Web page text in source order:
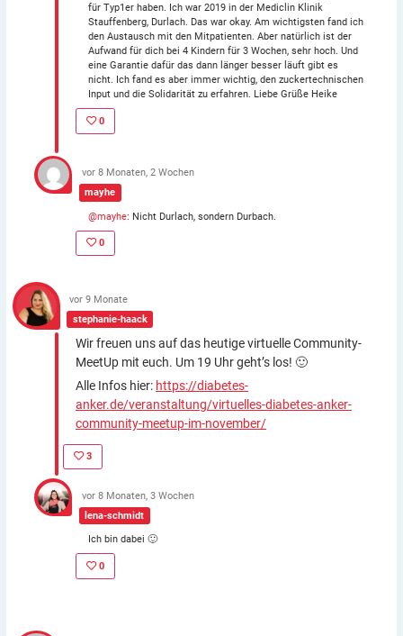
für Typ1er haben. Ich war 2019 in der Mediclin Klinik
Stauffenberg, Durlach. Das war okay. Am wichtigsten fand ich
den Austausch mit den Mitpatienten. Aber natürlich ist der
Aufwand für dich bei 4 Kindern für 3 Wochen, sehr hoch. Und
eine Garantie dafür das dann länger besser läuft gibt es
nicht. Ich fand es aber immer wichtig, den zuckertechnischen
Input und die Solidarität zu erfahren. Liebe Grüße Heike
0
mayhe
vor 8 Monaten, 2 Wochen
@mayhe: Nicht Durlach, sondern Durbach.
0
stephanie-haack
vor 9 Monate
Wir freuen uns auf das heutige virtuelle Community-
MeetUp mit euch. Um 19 Uhr geht’s los! 🙂
Alle Infos hier: https://diabetes-
anker.de/veranstaltung/virtuelles-diabetes-anker-
community-meetup-im-november/
3
lena-schmidt
vor 8 Monaten, 3 Wochen
Ich bin dabei 🙂
0